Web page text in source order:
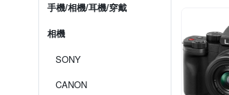
手機/相機/耳機/穿戴
相機
SONY
CANON